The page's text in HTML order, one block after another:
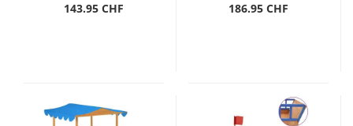
143.95 CHF
186.95 CHF